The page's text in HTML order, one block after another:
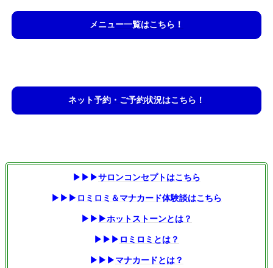
メニュー一覧はこちら！
ネット予約・ご予約状況はこちら！
▶▶▶サロンコンセプトはこちら
▶▶▶ロミロミ＆マナカード体験談はこちら
▶▶▶ホットストーンとは？
▶▶▶ロミロミとは？
▶▶▶マナカードとは？